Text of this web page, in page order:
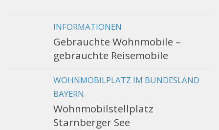
INFORMATIONEN
Gebrauchte Wohnmobile –
gebrauchte Reisemobile
WOHNMOBILPLATZ IM BUNDESLAND
BAYERN
Wohnmobilstellplatz
Starnberger See